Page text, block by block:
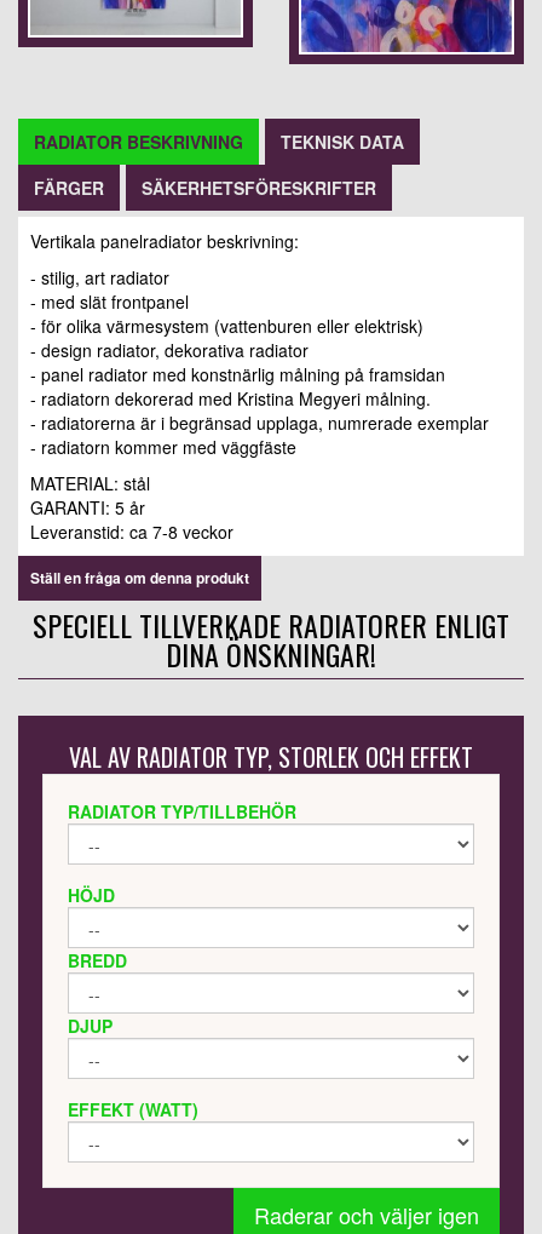
RADIATOR BESKRIVNING
TEKNISK DATA
FÄRGER
SÄKERHETSFÖRESKRIFTER
Vertikala panelradiator beskrivning:
- stilig, art radiator
- med slät frontpanel
- för olika värmesystem (vattenburen eller elektrisk)
- design radiator, dekorativa radiator
- panel radiator med konstnärlig målning på framsidan
- radiatorn dekorerad med Kristina Megyeri målning.
- radiatorerna är i begränsad upplaga, numrerade exemplar
- radiatorn kommer med väggfäste
MATERIAL: stål
GARANTI: 5 år
Leveranstid: ca 7-8 veckor
Ställ en fråga om denna produkt
SPECIELL TILLVERKADE RADIATORER ENLIGT
DINA ÖNSKNINGAR!
VAL AV RADIATOR TYP, STORLEK OCH EFFEKT
RADIATOR TYP/TILLBEHÖR
HÖJD
BREDD
DJUP
EFFEKT (WATT)
Raderar och väljer igen